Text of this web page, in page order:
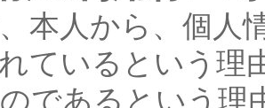
本人から、個人
ているという理
であるという理